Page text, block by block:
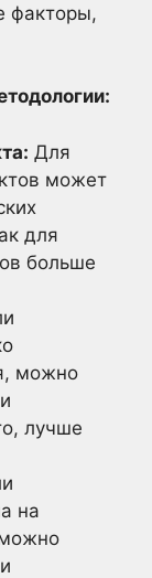
факторы,
Для
может
для
больше
можно
лучше
на